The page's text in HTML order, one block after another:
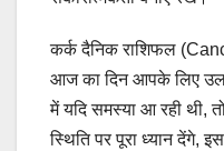
कर्क दैनिक राशिफल
आज का दिन आपके लिए
में यदि समस्या आ रही थी,
स्थिति पर पूरा ध्यान देंगे,